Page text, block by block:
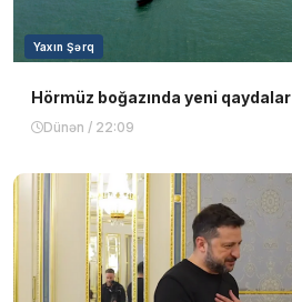
Yaxın Şərq
Hörmüz boğazında yeni qaydalar
Dünən / 22:09